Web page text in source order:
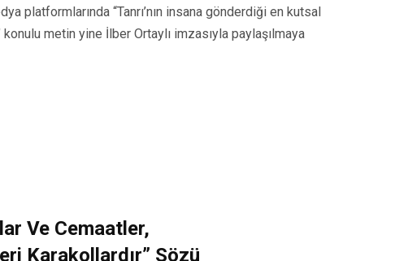
platformlarında “Tanrı’nın insana gönderdiği en kutsal
metin yine İlber Ortaylı imzasıyla paylaşılmaya
Ve Cemaatler,
Karakollardır” Sözü